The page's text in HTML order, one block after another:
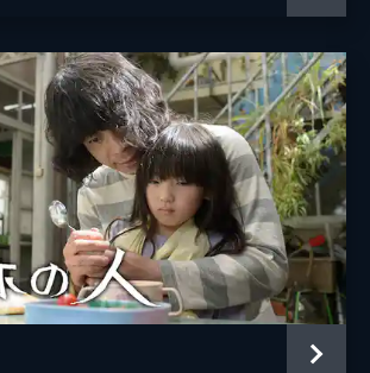
霧島昇 竹森千人
松原操 恒吉梨絵
村木陽子 石井心咲
警備員 鈴之助
ノッチ
並樹史朗
今野浩喜